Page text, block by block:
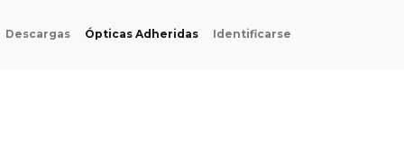
Descargas Ópticas Adheridas Identificarse